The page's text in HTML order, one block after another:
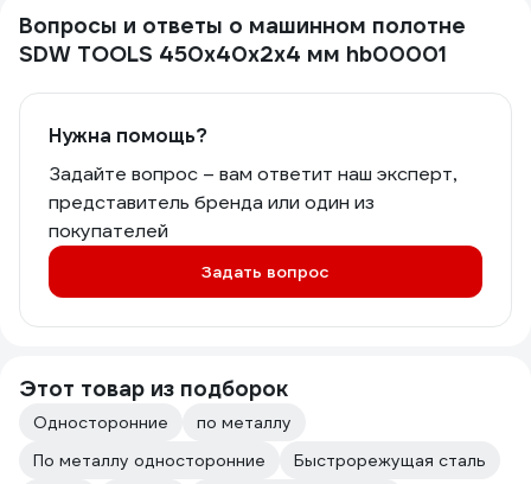
Вопросы и ответы о машинном полотне
SDW TOOLS 450х40х2х4 мм hb00001
Нужна помощь?
Задайте вопрос – вам ответит наш эксперт,
представитель бренда или один из
покупателей
Задать вопрос
Этот товар из подборок
Односторонние
по металлу
По металлу односторонние
Быстрорежущая сталь